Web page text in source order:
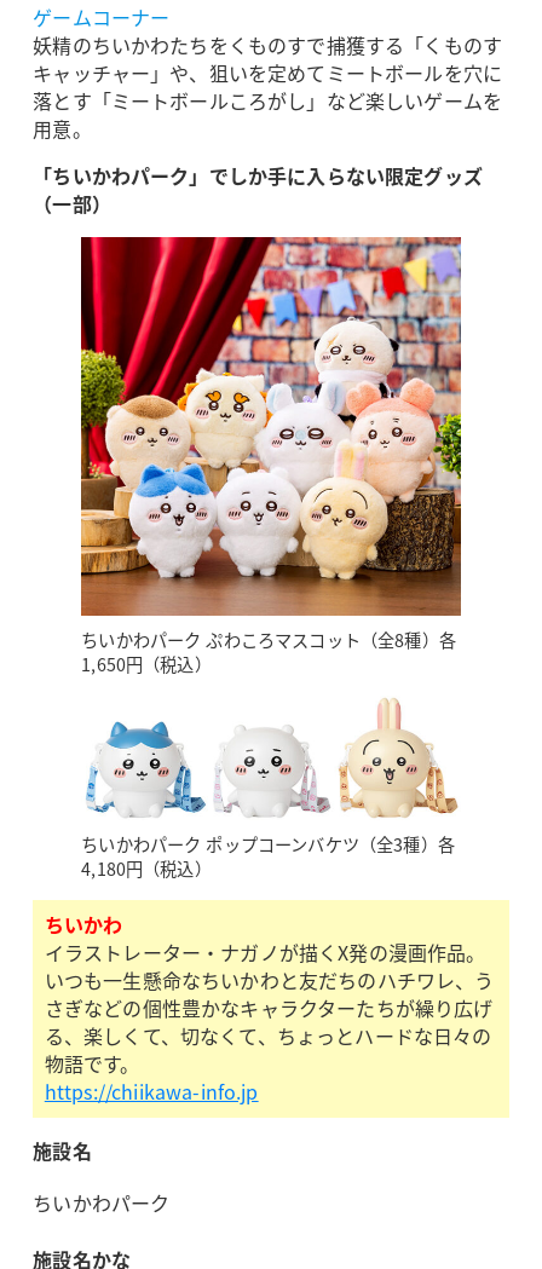
ゲームコーナー
妖精のちいかわたちをくものすで捕獲する「くものす
キャッチャー」や、狙いを定めてミートボールを穴に
落とす「ミートボールころがし」など楽しいゲームを
用意。
「ちいかわパーク」でしか手に入らない限定グッズ
（一部）
ちいかわパーク ぷわころマスコット（全8種）各
1,650円（税込）
ちいかわパーク ポップコーンバケツ（全3種）各
4,180円（税込）
ちいかわ
イラストレーター・ナガノが描くX発の漫画作品。
いつも一生懸命なちいかわと友だちのハチワレ、う
さぎなどの個性豊かなキャラクターたちが繰り広げ
る、楽しくて、切なくて、ちょっとハードな日々の
物語です。
https://chiikawa-info.jp
施設名
ちいかわパーク
施設名かな